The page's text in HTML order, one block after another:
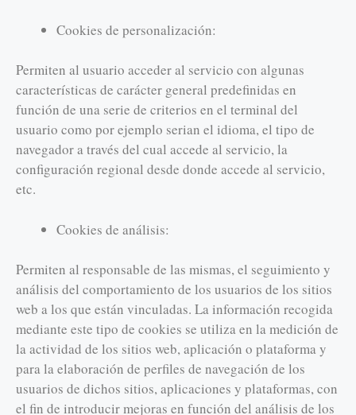
Cookies de personalización:
Permiten al usuario acceder al servicio con algunas
características de carácter general predefinidas en
función de una serie de criterios en el terminal del
usuario como por ejemplo serian el idioma, el tipo de
navegador a través del cual accede al servicio, la
configuración regional desde donde accede al servicio,
etc.
Cookies de análisis:
Permiten al responsable de las mismas, el seguimiento y
análisis del comportamiento de los usuarios de los sitios
web a los que están vinculadas. La información recogida
mediante este tipo de cookies se utiliza en la medición de
la actividad de los sitios web, aplicación o plataforma y
para la elaboración de perfiles de navegación de los
usuarios de dichos sitios, aplicaciones y plataformas, con
el fin de introducir mejoras en función del análisis de los